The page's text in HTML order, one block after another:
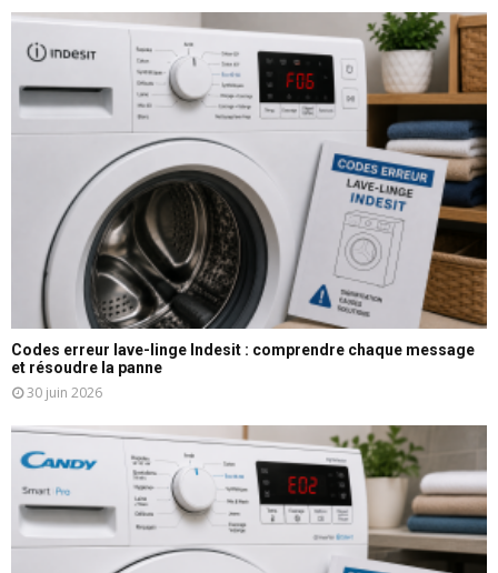
Codes erreur lave-linge Indesit : comprendre chaque message
et résoudre la panne
30 juin 2026